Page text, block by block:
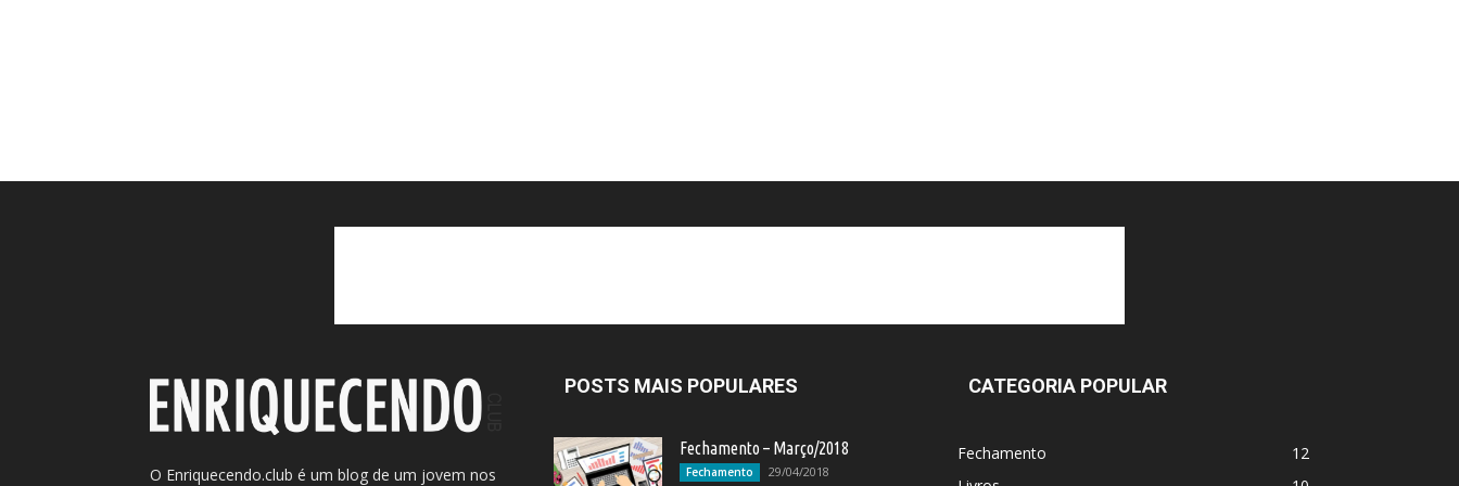
O Enriquecendo.club é um blog de um jovem nos
POSTS MAIS POPULARES
Fechamento – Março/2018
Fechamento 29/04/2018
CATEGORIA POPULAR
Fechamento
12